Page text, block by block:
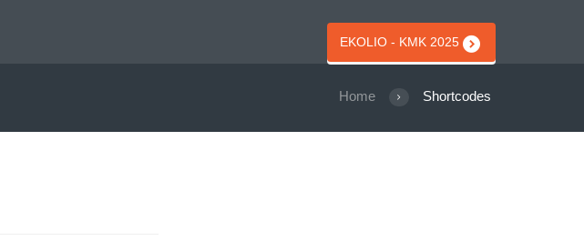
EKOLIO - KMK 2025
Home Shortcodes